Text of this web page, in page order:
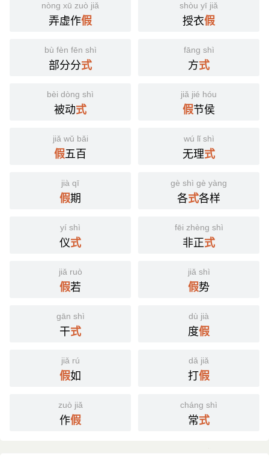
nòng xū zuò jiǎ
弄虚作假
shòu yī jiǎ
授衣假
bù fèn fēn shì
部分分式
fāng shì
方式
bèi dòng shì
被动式
jiǎ jié hóu
假节侯
jiǎ wǔ bǎi
假五百
wú lǐ shì
无理式
jià qī
假期
gè shì gè yàng
各式各样
yí shì
仪式
fēi zhèng shì
非正式
jiǎ ruò
假若
jiǎ shì
假势
gān shì
干式
dù jià
度假
jiǎ rú
假如
dǎ jiǎ
打假
zuò jiǎ
作假
cháng shì
常式